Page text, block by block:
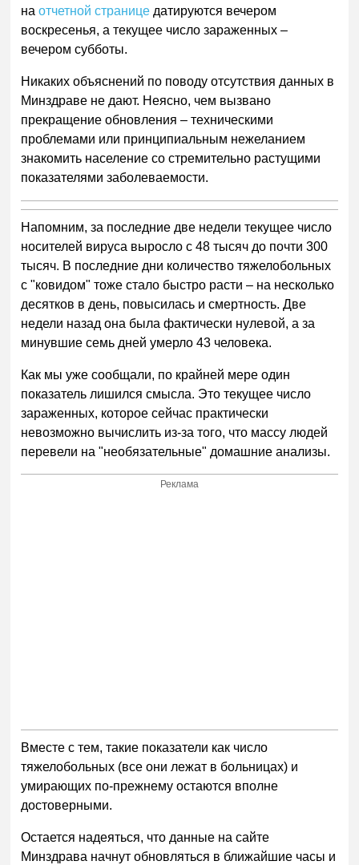
наотчетной странице датируются вечером
воскресенья, а текущее число зараженных –
вечером субботы.
Никаких объяснений по поводу отсутствия данных в
Минздраве не дают. Неясно, чем вызвано
прекращение обновления – техническими
проблемами или принципиальным нежеланием
знакомить население со стремительно растущими
показателями заболеваемости.
Напомним, за последние две недели текущее число
носителей вируса выросло с 48 тысяч до почти 300
тысяч. В последние дни количество тяжелобольных
с "ковидом" тоже стало быстро расти – на несколько
десятков в день, повысилась и смертность. Две
недели назад она была фактически нулевой, а за
минувшие семь дней умерло 43 человека.
Как мы уже сообщали, по крайней мере один
показатель лишился смысла. Это текущее число
зараженных, которое сейчас практически
невозможно вычислить из-за того, что массу людей
перевели на "необязательные" домашние анализы.
Реклама
Вместе с тем, такие показатели как число
тяжелобольных (все они лежат в больницах) и
умирающих по-прежнему остаются вполне
достоверными.
Остается надеяться, что данные на сайте
Минздрава начнут обновляться в ближайшие часы и